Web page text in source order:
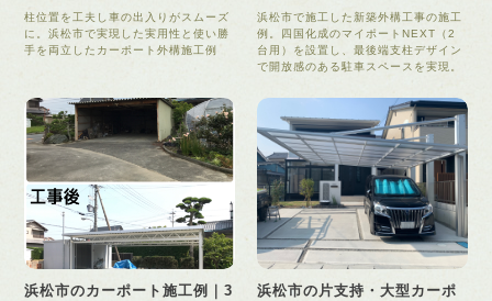
柱位置を工夫し車の出入りがスムーズ
に。浜松市で実現した実用性と使い勝
手を両立したカーポート外構施工例
浜松市で施工した新築外構工事の施工
例。四国化成のマイポートNEXT（2
台用）を設置し、最後端支柱デザイン
で開放感のある駐車スペースを実現。
浜松市のカーポート施工例｜3
浜松市の片支持・大型カーポ